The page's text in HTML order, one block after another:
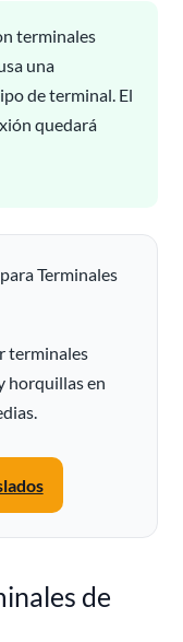
terminales
una
de terminal. El
quedará
Terminales
terminales
horquillas en
de